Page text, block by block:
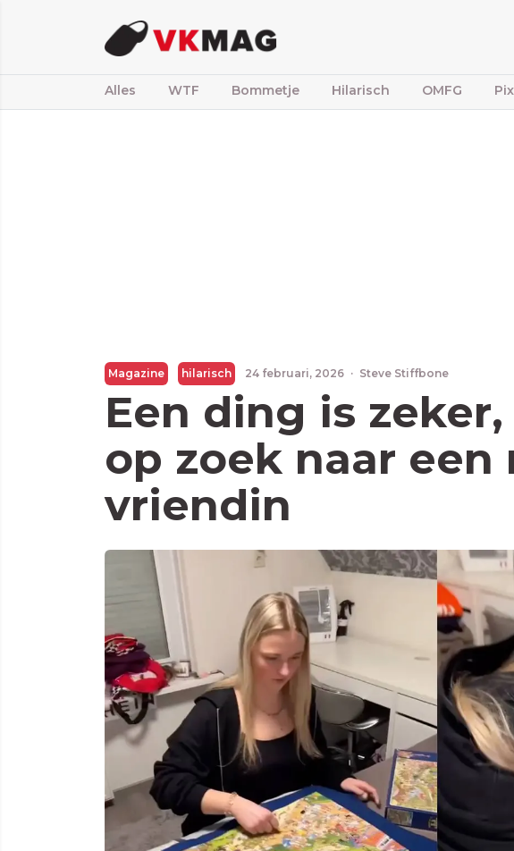
Alles WTF Bommetje Hilarisch OMFG
Magazine hilarisch 24 februari, 2026 · Steve Stiffbone
Een ding is
op zoek naar een
vriendin